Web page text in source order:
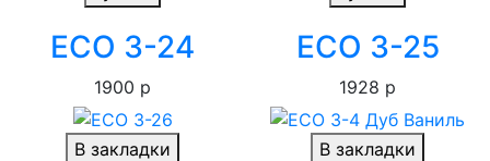
ECO 3-24
1900 р
ECO 3-25
1928 р
В закладки
В закладки